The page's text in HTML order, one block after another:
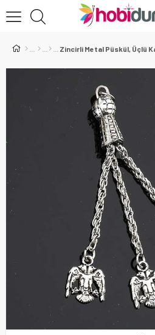
Zincirli Metal Püskül, Üçlü